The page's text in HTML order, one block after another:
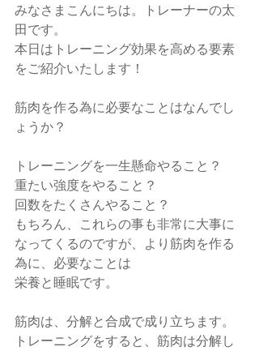
みなさまこんにちは。トレーナーの太
田です。
本日はトレーニング効果を高める要素
をご紹介いたします！
筋肉を作る為に必要なことはなんでし
ょうか？
トレーニングを一生懸命やること？
重たい強度をやること？
回数をたくさんやること？
もちろん、これらの事も非常に大事に
なってくるのですが、より筋肉を作る
為に、必要なことは
栄養と睡眠です。
筋肉は、分解と合成で成り立ちます。
トレーニングをすると、筋肉は分解し